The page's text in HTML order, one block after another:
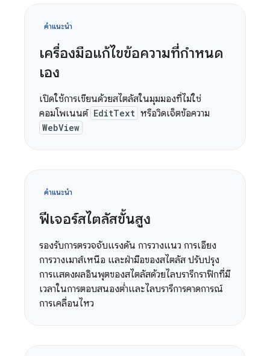
คำแนะนำ
เครื่องมือแก้ไขข้อความที่กำหนด
เอง
เปิดใช้การเขียนด้วยสไตลัสในมุมมองที่ไม่ใช่
คอมโพเนนต์ EditText หรือวิดเจ็ตข้อความ
WebView
คำแนะนำ
ฟีเจอร์สไตลัสขั้นสูง
รองรับการตรวจจับแรงดัน การวางแนว การเอียง
การวางเมาส์เหนือ และฝ่ามือของสไตลัส ปรับปรุง
การแสดงผลอินพุตของสไตลัสด้วยไลบรารีกราฟิกที่มี
เวลาในการตอบสนองต่ำและไลบรารีการคาดการณ์
การเคลื่อนไหว